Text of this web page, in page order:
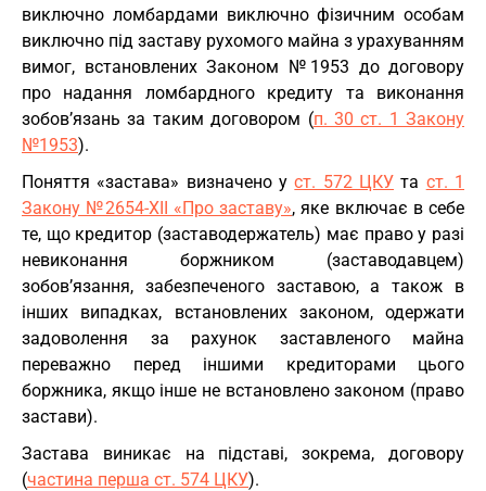
виключно ломбардами виключно фізичним особам
виключно під заставу рухомого майна з урахуванням
вимог, встановлених Законом №1953 до договору
про надання ломбардного кредиту та виконання
зобов’язань за таким договором (п. 30 ст. 1 Закону
№1953).
Поняття «застава» визначено уст. 572 ЦКУ та ст. 1
Закону №2654-XII «Про заставу», яке включає в себе
те, що кредитор (заставодержатель) має право у разі
невиконання боржником (заставодавцем)
зобов’язання, забезпеченого заставою, а також в
інших випадках, встановлених законом, одержати
задоволення за рахунок заставленого майна
переважно перед іншими кредиторами цього
боржника, якщо інше не встановлено законом (право
застави).
Застава виникає на підставі, зокрема, договору
(частина перша ст. 574 ЦКУ).